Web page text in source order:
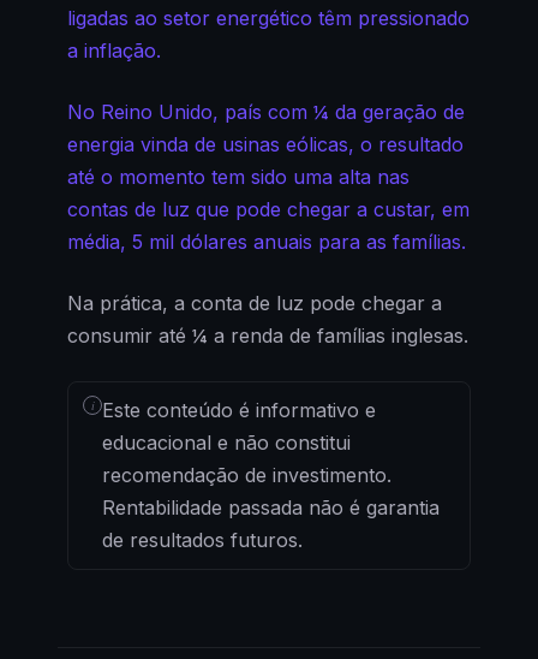
ligadas ao setor energético têm pressionado
a inflação.
No Reino Unido, país com ¼ da geração de
energia vinda de usinas eólicas, o resultado
até o momento tem sido uma alta nas
contas de luz que pode chegar a custar, em
média, 5 mil dólares anuais para as famílias.
Na prática, a conta de luz pode chegar a
consumir até ¼ a renda de famílias inglesas.
i Este conteúdo é informativo e
educacional e não constitui
recomendação de investimento.
Rentabilidade passada não é garantia
de resultados futuros.